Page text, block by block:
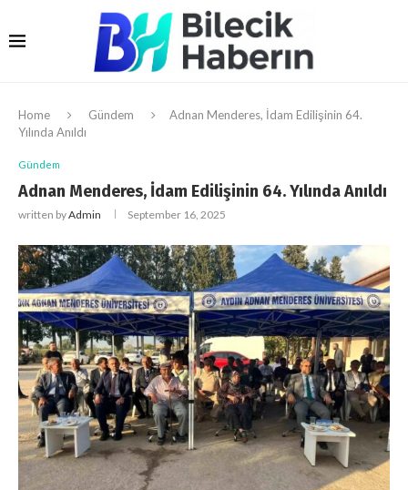
Home Gündem
Adnan Menderes, İdam Edilişinin 64.
Yılında Anıldı
Gündem
Adnan Menderes, İdam Edilişinin 64. Yılında Anıldı
written byAdmin September 16, 2025